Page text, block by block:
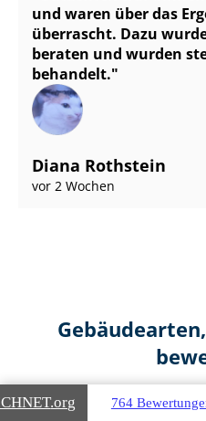
und waren über das
überrascht. Dazu
beraten und wurden
behandelt.
Diana Rothstein
vor 2 Wochen
.org 764